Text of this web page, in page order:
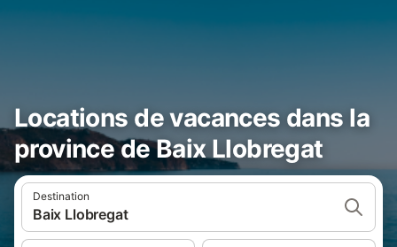
Locations de vacances dans la
province de Baix Llobregat
Destination
Baix Llobregat